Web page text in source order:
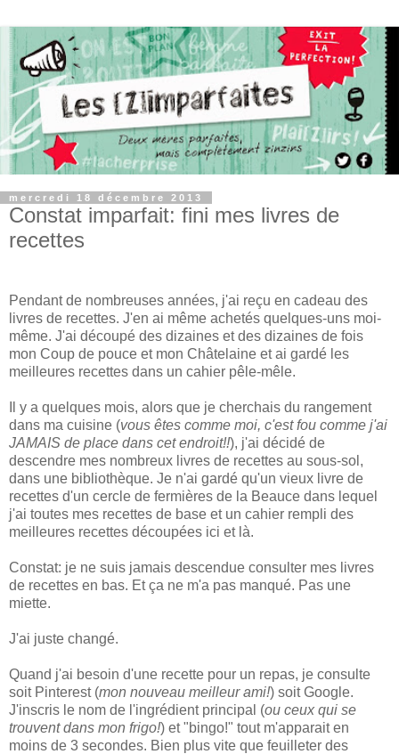
mercredi 18 décembre 2013
Constat imparfait: fini mes livres de
recettes
Pendant de nombreuses années, j'ai reçu en cadeau des
livres de recettes. J'en ai même achetés quelques-uns moi-
même. J'ai découpé des dizaines et des dizaines de fois
mon Coup de pouce et mon Châtelaine et ai gardé les
meilleures recettes dans un cahier pêle-mêle.
Il y a quelques mois, alors que je cherchais du rangement
dans ma cuisine (vous êtes comme moi, c'est fou comme j'ai
JAMAIS de place dans cet endroit!!), j'ai décidé de
descendre mes nombreux livres de recettes au sous-sol,
dans une bibliothèque. Je n'ai gardé qu'un vieux livre de
recettes d'un cercle de fermières de la Beauce dans lequel
j'ai toutes mes recettes de base et un cahier rempli des
meilleures recettes découpées ici et là.
Constat: je ne suis jamais descendue consulter mes livres
de recettes en bas. Et ça ne m'a pas manqué. Pas une
miette.
J'ai juste changé.
Quand j'ai besoin d'une recette pour un repas, je consulte
soit Pinterest (mon nouveau meilleur ami!) soit Google.
J'inscris le nom de l'ingrédient principal (ou ceux qui se
trouvent dans mon frigo!) et "bingo!" tout m'apparait en
moins de 3 secondes. Bien plus vite que feuilleter des